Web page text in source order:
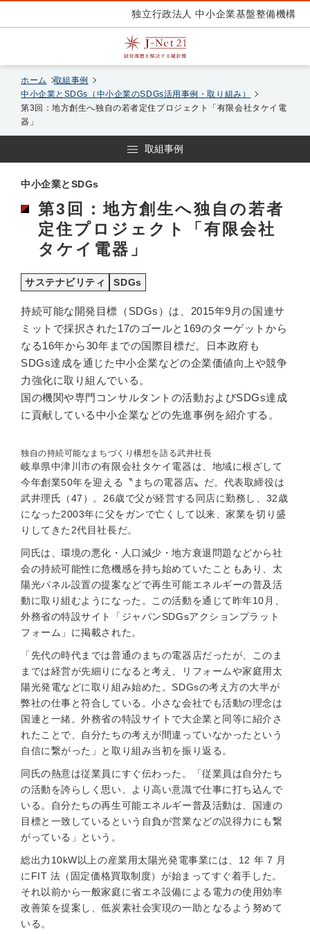
独立行政法人 中小企業基盤整備機構
ホーム
取組事例
中小企業とSDGs（中小企業のSDGs活用事例・取り組み）
第3回：地方創生へ独自の若者定住プロジェクト「有限会社タケイ電
器」
取組事例
中小企業とSDGs
第3回：地方創生へ独自の若者
定住プロジェクト「有限会社
タケイ電器」
サステナビリティ SDGs
持続可能な開発目標（SDGs）は、2015年9月の国連サ
ミットで採択された17のゴールと169のターゲットから
なる16年から30年までの国際目標だ。日本政府も
SDGs達成を通じた中小企業などの企業価値向上や競争
力強化に取り組んでいる。
国の機関や専門コンサルタントの活動およびSDGs達成
に貢献している中小企業などの先進事例を紹介する。
独自の持続可能なまちづくり構想を語る武井社長
岐阜県中津川市の有限会社タケイ電器は、地域に根ざして
今年創業50年を迎える〝まちの電器店〟だ。代表取締役は
武井理氏（47）。26歳で父が経営する同店に勤務し、32歳
になった2003年に父をガンで亡くして以来、家業を切り盛
りしてきた2代目社長だ。
同氏は、環境の悪化・人口減少・地方衰退問題などから社
会の持続可能性に危機感を持ち始めていたこともあり、太
陽光パネル設置の提案などで再生可能エネルギーの普及活
動に取り組むようになった。この活動を通じて昨年10月、
外務省の特設サイト「ジャパンSDGsアクションプラット
フォーム」に掲載された。
「先代の時代までは普通のまちの電器店だったが、このま
までは経営が先細りになると考え、リフォームや家庭用太
陽光発電などに取り組み始めた。SDGsの考え方の大半が
弊社の仕事と符合している。小さな会社でも活動の理念は
国連と一緒。外務省の特設サイトで大企業と同等に紹介さ
れたことで、自分たちの考えが間違っていなかったという
自信に繋がった」と取り組み当初を振り返る。
同氏の熱意は従業員にすぐ伝わった。「従業員は自分たち
の活動を誇らしく思い、より高い意識で仕事に打ち込んで
いる。自分たちの再生可能エネルギー普及活動は、国連の
目標と一致しているという自負が営業などの説得力にも繋
がっている」という。
総出力10kW以上の産業用太陽光発電事業には、12 年 7 月
にFIT 法（固定価格買取制度）が始まってすぐ着手した。
それ以前から一般家庭に省エネ設備による電力の使用効率
改善策を提案し、低炭素社会実現の一助となるよう努めて
いる。